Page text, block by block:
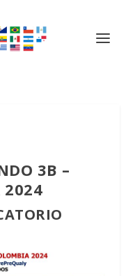
3B –
2024